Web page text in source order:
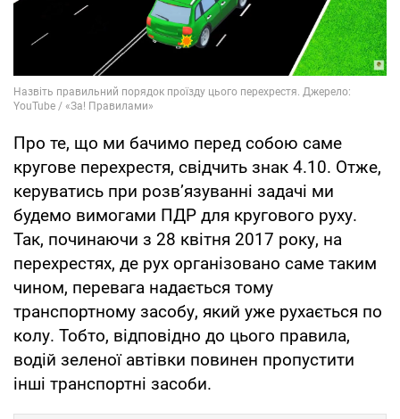
Про те, що ми бачимо перед собою саме
кругове перехрестя, свідчить знак 4.10. Отже,
керуватись при розв’язуванні задачі ми
будемо вимогами ПДР для кругового руху.
Так, починаючи з 28 квітня 2017 року, на
перехрестях, де рух організовано саме таким
чином, перевага надається тому
транспортному засобу, який уже рухається по
колу. Тобто, відповідно до цього правила,
водій зеленої автівки повинен пропустити
інші транспортні засоби.